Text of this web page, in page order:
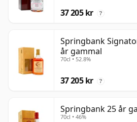
37 205 kr ?
Springbank
år gammal
70cl • 52.8%
37 205 kr ?
Springbank 25 år
70cl • 46%